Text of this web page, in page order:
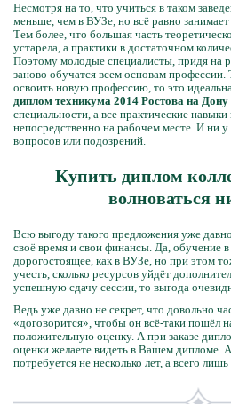
Несмотря на то, что учиться в таком
меньше, чем в ВУЗе, но всё равно
Тем более, что большая часть
устарела, а практики в достаточном
Поэтому молодые специалисты, придя на
заново обучатся всем основам
освоить новую профессию, то это
диплом техникума 2014 Ростова на Дону
специальности, а все практические
непосредственно на рабочем месте. И ни
вопросов или подозрений.
Купить диплом
волноваться
Всю выгоду такого предложения уже
своё время и свои финансы. Да, обучение в
дорогостоящее, как в ВУЗе, но при этом
учесть, сколько ресурсов уйдёт
успешную сдачу сессии, то выгода
Ведь уже давно не секрет, что довольно
«договорится», чтобы он всё-таки пошёл
положительную оценку. А при заказе
оценки желаете видеть в Вашем дипломе.
потребуется не несколько лет, а всего